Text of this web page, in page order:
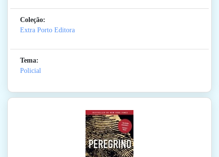
Coleção:
Extra Porto Editora
Tema:
Policial